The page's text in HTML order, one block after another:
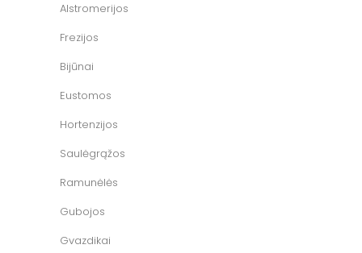
Alstromerijos
Frezijos
Bijūnai
Eustomos
Hortenzijos
Saulėgrąžos
Ramunėlės
Gubojos
Gvazdikai